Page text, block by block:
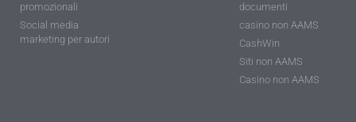
promozionali
Social media
marketing per autori
documenti
casino non AAMS
CashWin
Siti non AAMS
Casino non AAMS